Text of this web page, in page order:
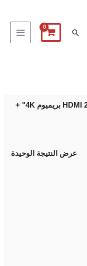
البحث
/ منتجات تحت الوسم “"كابل HDMI 2.0 بريميوم 4K" +
عرض النتيجة الوحيدة